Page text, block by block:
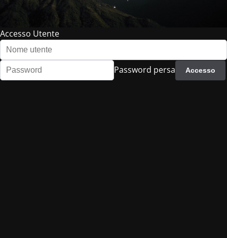
Accesso Utente
Password persa